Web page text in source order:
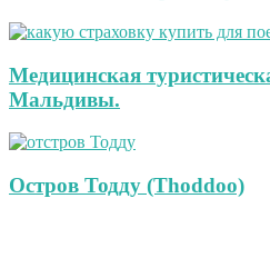
Медицинская
Мальдивы.
Остров Тодду (Thoddoo)